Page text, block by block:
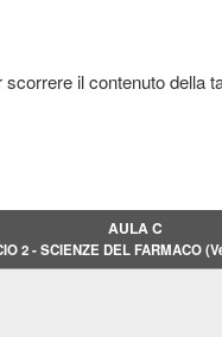
scorrere il contenuto della
AULA C
2 - SCIENZE DEL FARMACO